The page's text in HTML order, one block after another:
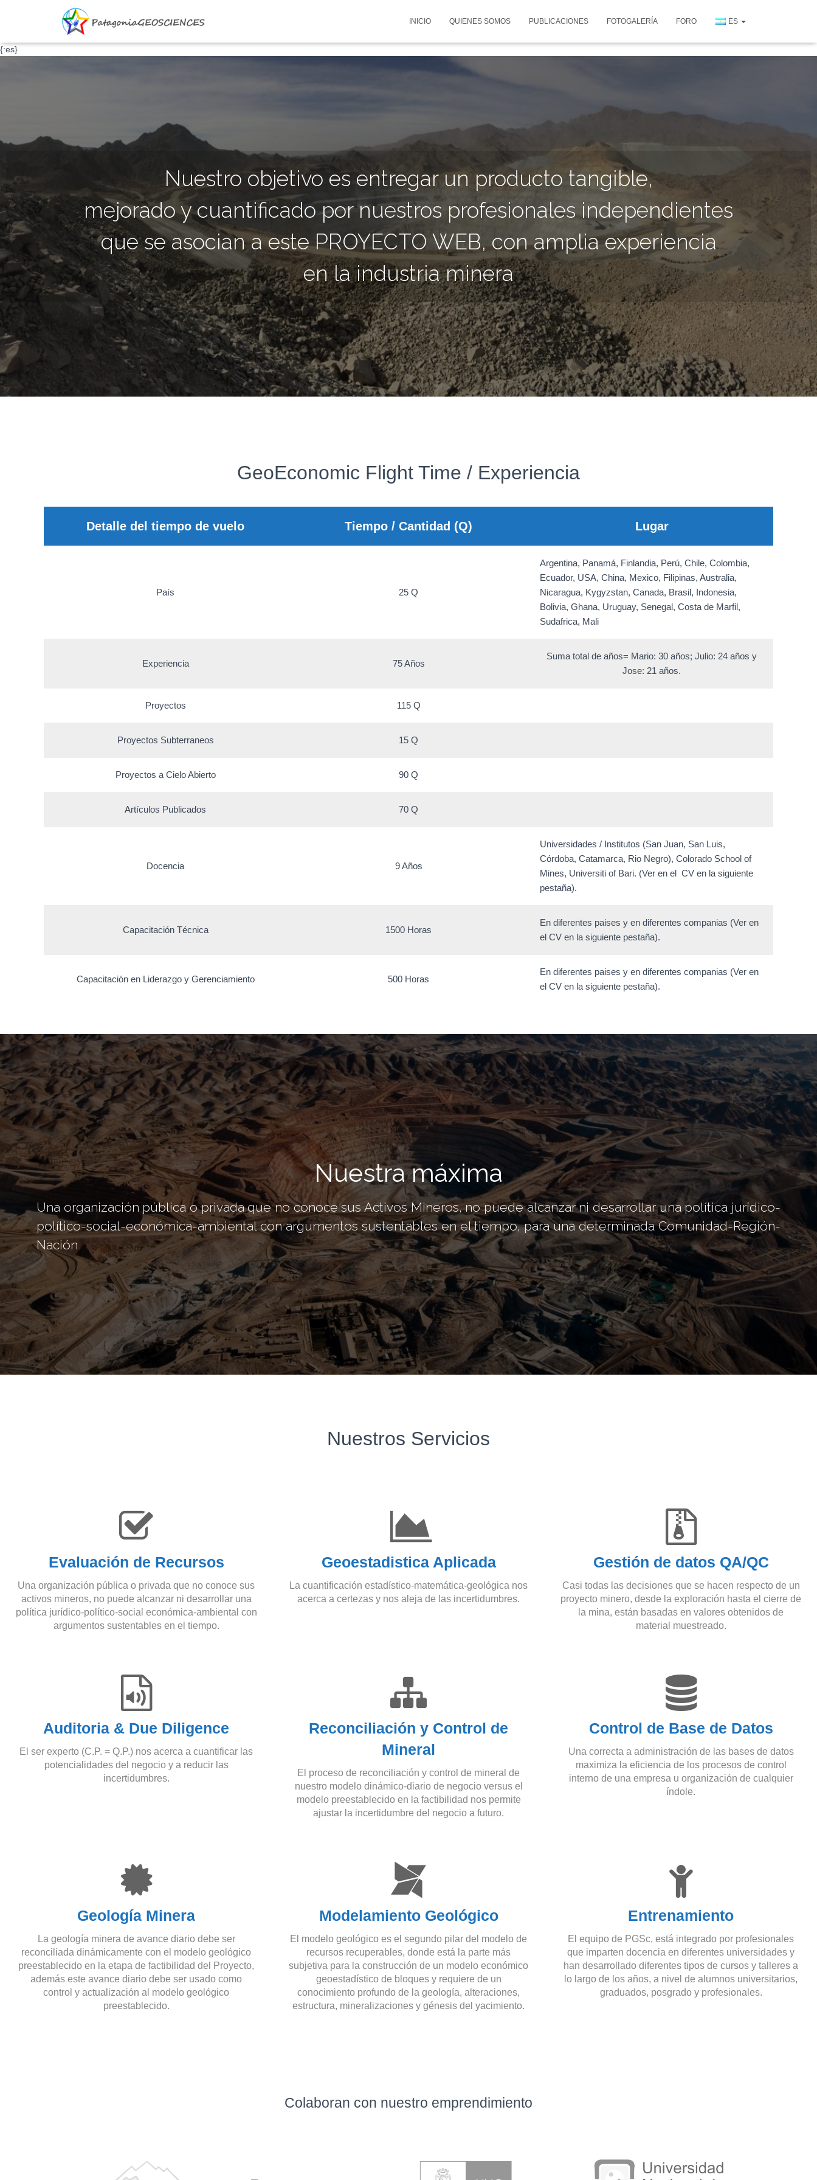
INICIO QUIENES SOMOS PUBLICACIONES FOTOGALERÍA FORO ES
{:es}
Nuestro objetivo es entregar un producto tangible,
mejorado y cuantificado por nuestros profesionales independientes
que se asocian a este PROYECTO WEB, con amplia experiencia
en la industria minera
GeoEconomic Flight Time / Experiencia
Detalle del tiempo de vuelo Tiempo / Cantidad (Q) Lugar
País 25 Q
Argentina, Panamá, Finlandia, Perú, Chile, Colombia,
Ecuador, USA, China, Mexico, Filipinas, Australia,
Nicaragua, Kygyzstan, Canada, Brasil, Indonesia,
Bolivia, Ghana, Uruguay, Senegal, Costa de Marfil,
Sudafrica, Mali
Experiencia 75 Años
Suma total de años= Mario: 30 años; Julio: 24 años y
Jose: 21 años.
Proyectos 115 Q
Proyectos Subterraneos 15 Q
Proyectos a Cielo Abierto 90 Q
Artículos Publicados 70 Q
Docencia 9 Años
Universidades / Institutos (San Juan, San Luis,
Córdoba, Catamarca, Rio Negro), Colorado School of
Mines, Universiti of Bari. (Ver en el CV en la siguiente
pestaña).
Capacitación Técnica 1500 Horas
En diferentes paises y en diferentes companias (Ver en
el CV en la siguiente pestaña).
Capacitación en Liderazgo y Gerenciamiento 500 Horas
En diferentes paises y en diferentes companias (Ver en
el CV en la siguiente pestaña).
Nuestra máxima
Una organización pública o privada que no conoce sus Activos Mineros, no puede alcanzar ni desarrollar una política jurídico-
político-social-económica-ambiental con argumentos sustentables en el tiempo, para una determinada Comunidad-Región-
Nación
Nuestros Servicios
Evaluación de Recursos
Una organización pública o privada que no conoce sus
activos mineros, no puede alcanzar ni desarrollar una
política jurídico-político-social económica-ambiental con
argumentos sustentables en el tiempo.
Geoestadistica Aplicada
La cuantificación estadístico-matemática-geológica nos
acerca a certezas y nos aleja de las incertidumbres.
Gestión de datos QA/QC
Casi todas las decisiones que se hacen respecto de un
proyecto minero, desde la exploración hasta el cierre de
la mina, están basadas en valores obtenidos de
material muestreado.
Auditoria & Due Diligence
El ser experto (C.P. = Q.P.) nos acerca a cuantificar las
potencialidades del negocio y a reducir las
incertidumbres.
Reconciliación y Control de
Mineral
El proceso de reconciliación y control de mineral de
nuestro modelo dinámico-diario de negocio versus el
modelo preestablecido en la factibilidad nos permite
ajustar la incertidumbre del negocio a futuro.
Control de Base de Datos
Una correcta a administración de las bases de datos
maximiza la eficiencia de los procesos de control
interno de una empresa u organización de cualquier
índole.
Geología Minera
La geología minera de avance diario debe ser
reconciliada dinámicamente con el modelo geológico
preestablecido en la etapa de factibilidad del Proyecto,
además este avance diario debe ser usado como
control y actualización al modelo geológico
preestablecido.
Modelamiento Geológico
El modelo geológico es el segundo pilar del modelo de
recursos recuperables, donde está la parte más
subjetiva para la construcción de un modelo económico
geoestadístico de bloques y requiere de un
conocimiento profundo de la geología, alteraciones,
estructura, mineralizaciones y génesis del yacimiento.
Entrenamiento
El equipo de PGSc, está integrado por profesionales
que imparten docencia en diferentes universidades y
han desarrollado diferentes tipos de cursos y talleres a
lo largo de los años, a nivel de alumnos universitarios,
graduados, posgrado y profesionales.
Colaboran con nuestro emprendimiento